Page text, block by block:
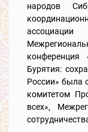
народов
конференция
Бурятия:
России» была
комитетом
всех»,